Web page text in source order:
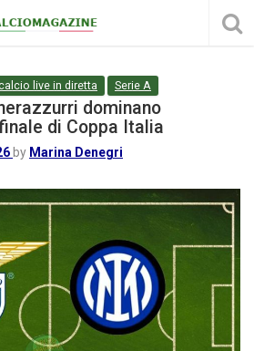
live in diretta Serie A
dominano
di Coppa Italia
by Marina Denegri